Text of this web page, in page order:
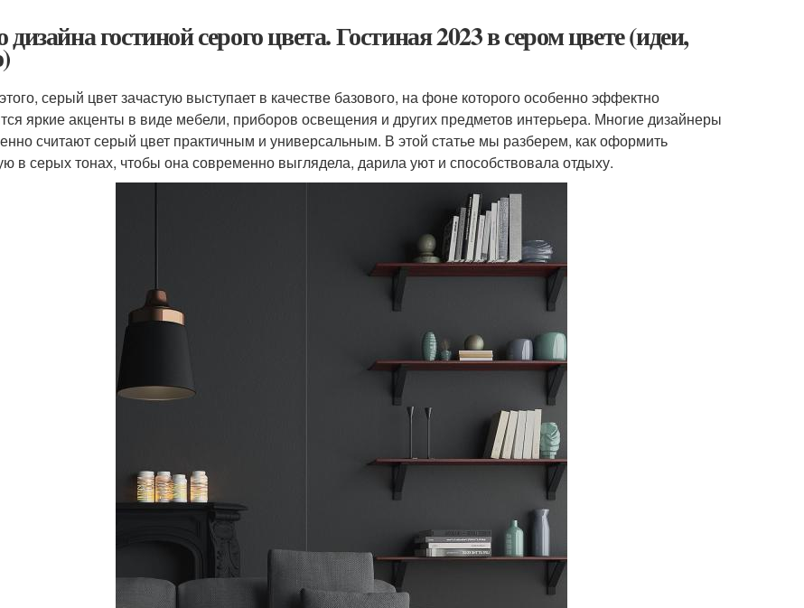
гостиной серого цвета. Гостиная 2023 в сером цвете (идеи,
серый цвет зачастую выступает в качестве базового, на фоне которого особенно эффектно
яркие акценты в виде мебели, приборов освещения и других предметов интерьера. Многие дизайнеры
считают серый цвет практичным и универсальным. В этой статье мы разберем, как оформить
в серых тонах, чтобы она современно выглядела, дарила уют и способствовала отдыху.